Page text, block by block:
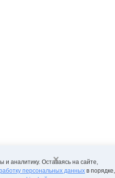
×
и аналитику. Оставаясь на сайте,
персональных данных в порядке,